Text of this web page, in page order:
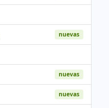
nuevas
nuevas
nuevas